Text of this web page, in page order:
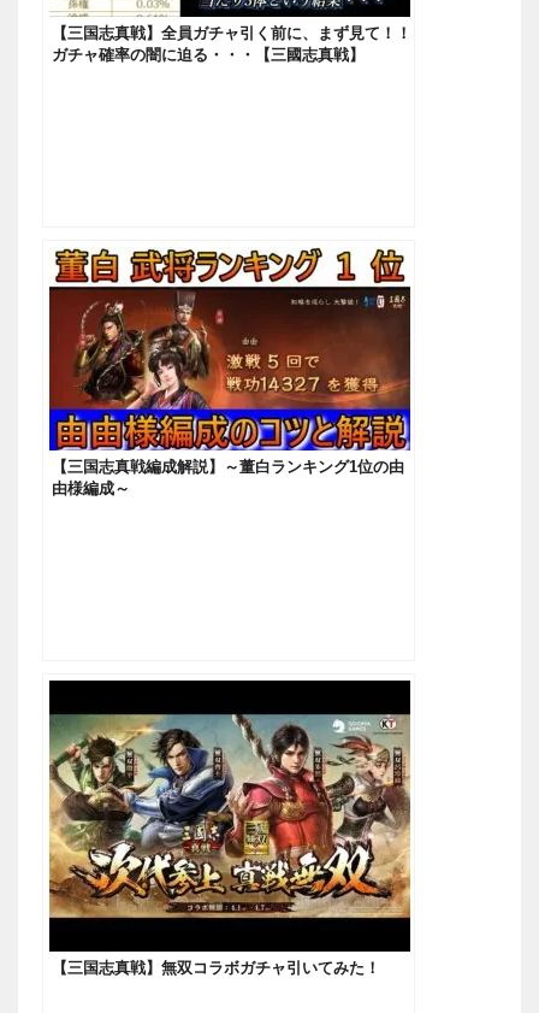
【三国志真戦】全員ガチャ引く前に、まず見て！！
ガチャ確率の闇に迫る・・・【三國志真戦】
【三国志真戦編成解説】～董白ランキング1位の由
由様編成～
【三国志真戦】無双コラボガチャ引いてみた！